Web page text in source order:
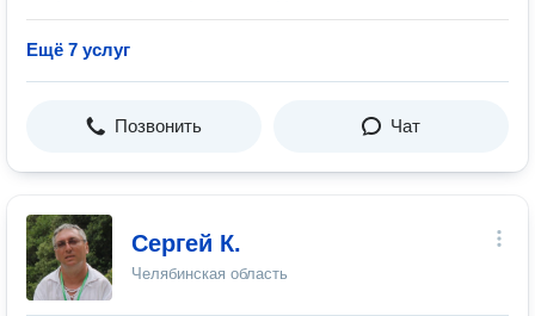
Ещё 7 услуг
Позвонить Чат
Сергей К.
Челябинская область